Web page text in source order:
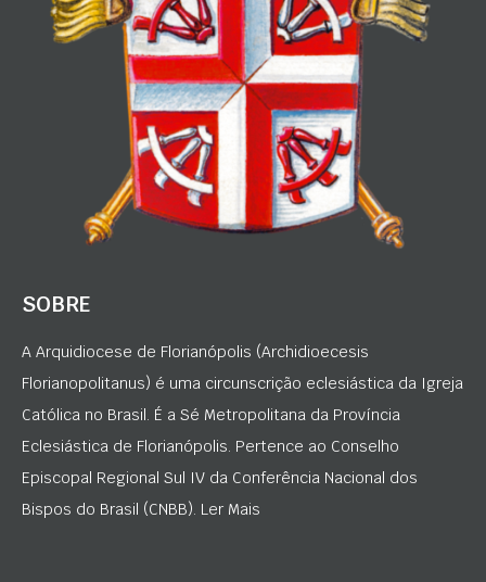
SOBRE
A Arquidiocese de Florianópolis (Archidioecesis
Florianopolitanus) é uma circunscrição eclesiástica da Igreja
Católica no Brasil. É a Sé Metropolitana da Província
Eclesiástica de Florianópolis. Pertence ao Conselho
Episcopal Regional Sul IV da Conferência Nacional dos
Bispos do Brasil (CNBB). Ler Mais